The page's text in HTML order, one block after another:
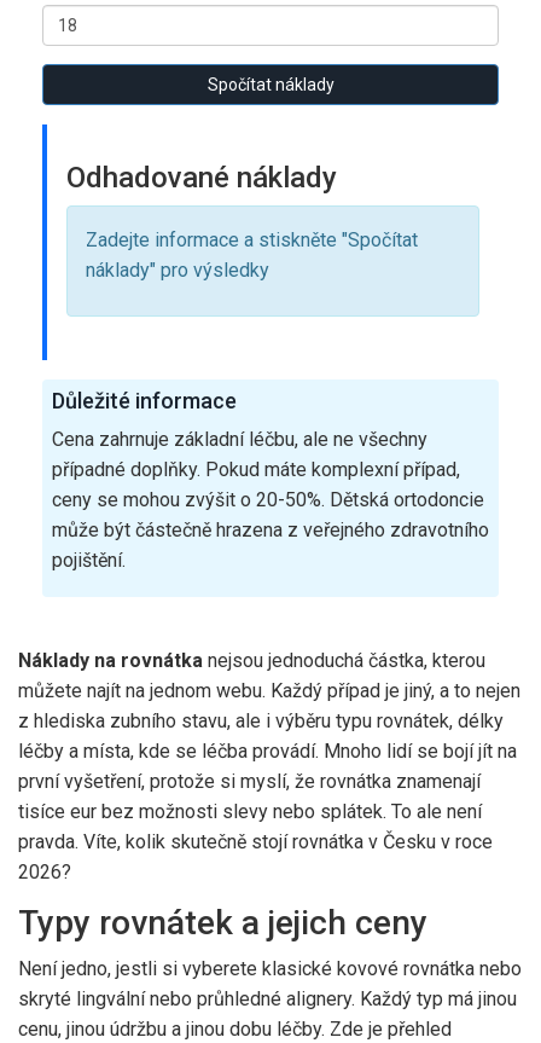
Spočítat náklady
Odhadované náklady
Zadejte informace a stiskněte "Spočítat
náklady" pro výsledky
Důležité informace
Cena zahrnuje základní léčbu, ale ne všechny
případné doplňky. Pokud máte komplexní případ,
ceny se mohou zvýšit o 20-50%. Dětská ortodoncie
může být částečně hrazena z veřejného zdravotního
pojištění.
Náklady na rovnátka nejsou jednoduchá částka, kterou
můžete najít na jednom webu. Každý případ je jiný, a to nejen
z hlediska zubního stavu, ale i výběru typu rovnátek, délky
léčby a místa, kde se léčba provádí. Mnoho lidí se bojí jít na
první vyšetření, protože si myslí, že rovnátka znamenají
tisíce eur bez možnosti slevy nebo splátek. To ale není
pravda. Víte, kolik skutečně stojí rovnátka v Česku v roce
2026?
Typy rovnátek a jejich ceny
Není jedno, jestli si vyberete klasické kovové rovnátka nebo
skryté lingvální nebo průhledné alignery. Každý typ má jinou
cenu, jinou údržbu a jinou dobu léčby. Zde je přehled